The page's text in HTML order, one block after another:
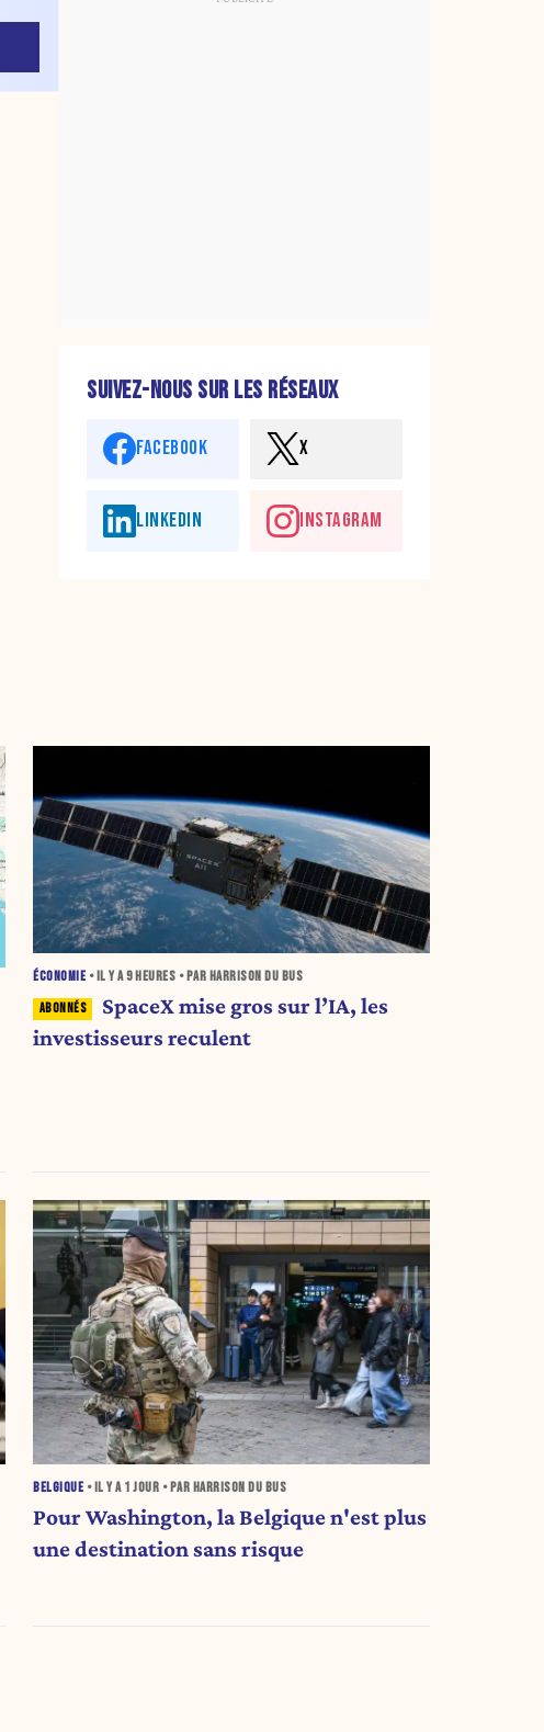
SUIVEZ-NOUS SUR LES RÉSEAUX
FACEBOOK X
LINKEDIN INSTAGRAM
ÉCONOMIE • IL Y A9 HEURES • PAR HARRISON DU BUS
SpaceX mise gros sur l’IA, les
investisseurs reculent
BELGIQUE • IL Y A 1 JOUR • PAR HARRISON DU BUS
Pour Washington, la Belgique n'est plus
une destination sans risque